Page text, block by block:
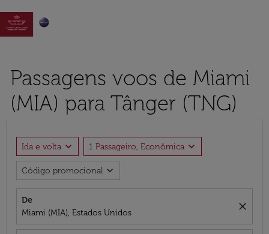

Passagens voos de Miami
(MIA) para Tânger (TNG)
Ida e volta expand_more 1 Passageiro, Econômica expand_more
Código promocional expand_more
De
Miami (MIA), Estados Unidos
close